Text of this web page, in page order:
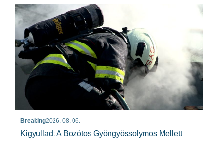
Breaking2026. 08. 06.
Kigyulladt A Bozótos Gyöngyössolymos Mellett